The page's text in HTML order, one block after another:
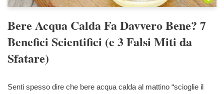
Bere Acqua Calda Fa Davvero Bene? 7
Benefici Scientifici (e 3 Falsi Miti da
Sfatare)
Senti spesso dire che bere acqua calda al mattino “scioglie il